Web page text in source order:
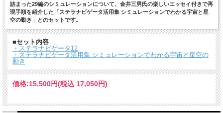
詰まった29編のシミュレーションについて、金井三男氏の楽しいエッセイ付きで再
現手順を紹介した「ステラナビゲータ活用集 シミュレーションでわかる宇宙と星
空の動き」とのセットです。
■セット内容
・ステラナビゲータ12
・ステラナビゲータ活用集 シミュレーションでわかる宇宙と星空の
動き
価格:15,500円(税込 17,050円)